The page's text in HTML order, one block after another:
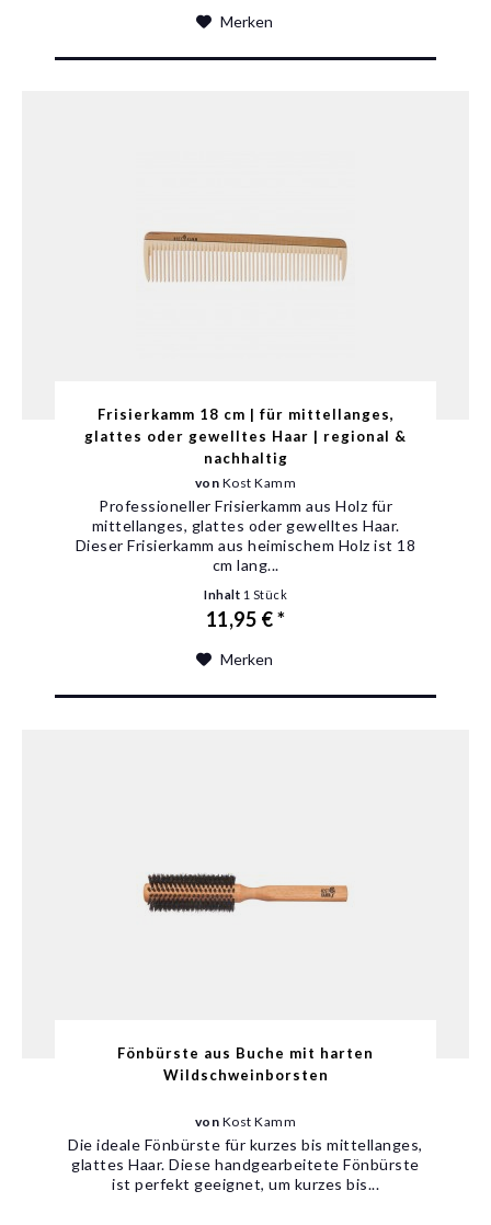
Merken
Frisierkamm 18 cm | für mittellanges,
glattes oder gewelltes Haar | regional &
nachhaltig
von Kost Kamm
Professioneller Frisierkamm aus Holz für
mittellanges, glattes oder gewelltes Haar.
Dieser Frisierkamm aus heimischem Holz ist 18
cm lang...
Inhalt 1 Stück
11,95 € *
Merken
Fönbürste aus Buche mit harten
Wildschweinborsten
von Kost Kamm
Die ideale Fönbürste für kurzes bis mittellanges,
glattes Haar. Diese handgearbeitete Fönbürste
ist perfekt geeignet, um kurzes bis...